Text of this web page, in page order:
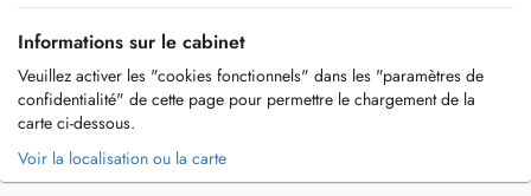
Informations sur le cabinet
Veuillez activer les "cookies fonctionnels" dans les "paramètres de
confidentialité" de cette page pour permettre le chargement de la
carte ci-dessous.
Voir la localisation ou la carte